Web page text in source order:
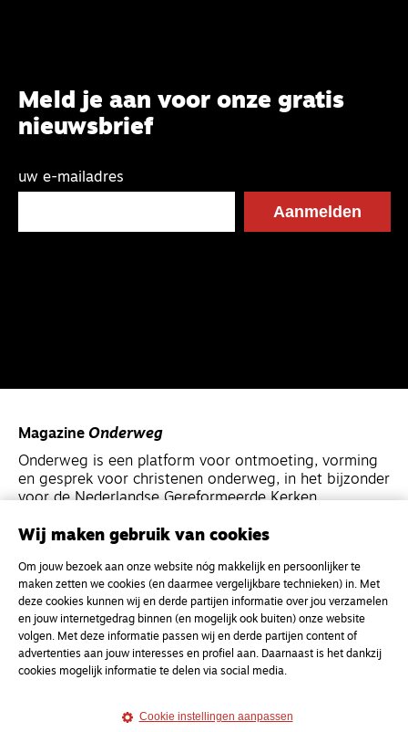
Meld je aan voor onze gratis
nieuwsbrief
uw e-mailadres
Magazine Onderweg
Onderweg is een platform voor ontmoeting, vorming
en gesprek voor christenen onderweg, in het bijzonder
voor de Nederlandse Gereformeerde Kerken.
Magazine
Onderweg
Kvk-nummer 33277063
NL46 INGB 0117 5827 86
info@onderwegonline.nl
Wij maken gebruik van cookies
Om jouw bezoek aan onze website nóg makkelijk en persoonlijker te
maken zetten we cookies (en daarmee vergelijkbare technieken) in. Met
deze cookies kunnen wij en derde partijen informatie over jou verzamelen
en jouw internetgedrag binnen (en mogelijk ook buiten) onze website
volgen. Met deze informatie passen wij en derde partijen content of
advertenties aan jouw interesses en profiel aan. Daarnaast is het dankzij
cookies mogelijk informatie te delen via social media.
Cookie instellingen aanpassen